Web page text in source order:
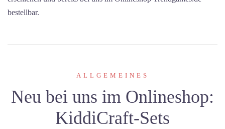
bestellbar.
ALLGEMEINES
Neu bei uns im Onlineshop:
KiddiCraft-Sets